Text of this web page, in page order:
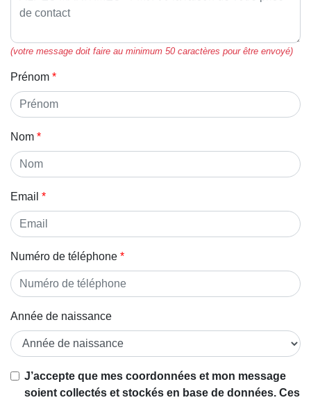
(votre message doit faire au minimum 50 caractères pour être envoyé)
Prénom
Nom
Email
Numéro de téléphone
Année de naissance
Si vous
êtes un
J’accepte que mes coordonnées et mon message
soient collectés et stockés en base de données. Ces